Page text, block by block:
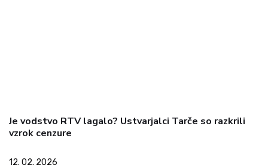
Je vodstvo RTV lagalo? Ustvarjalci Tarče so razkrili
vzrok cenzure
12. 02. 2026